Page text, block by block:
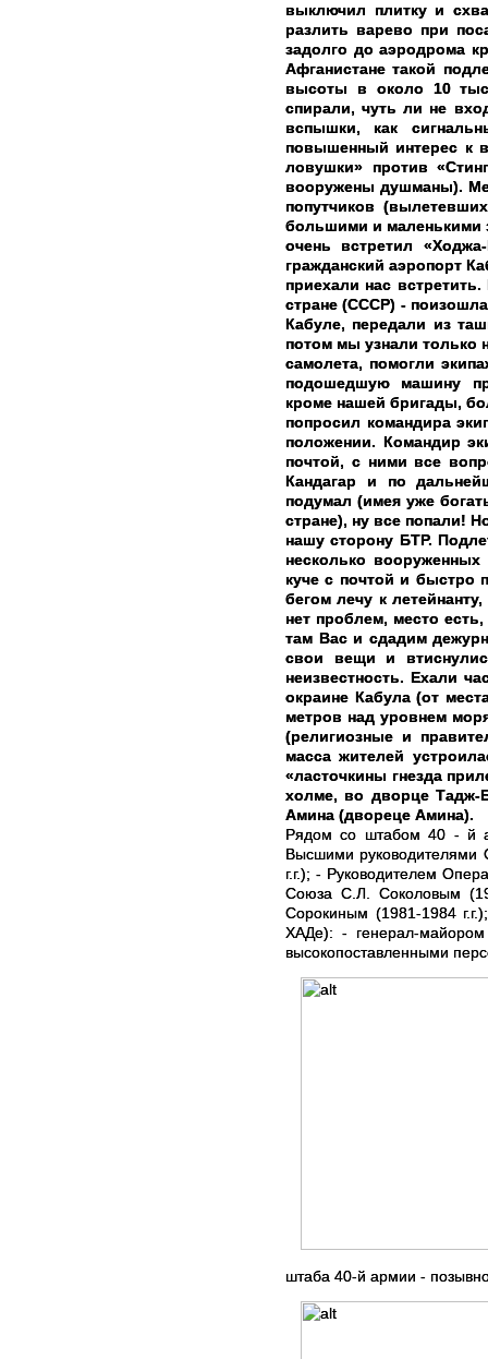
выключил плитку и
разлить варево при
задолго до аэродрома
Афганистане такой
высоты в около 10
спирали, чуть ли не
вспышки, как
повышенный интерес к
ловушки» против
вооружены душманы).
попутчиков
большими и маленькими
очень встретил
гражданский аэропорт
приехали нас
стране (СССР) -
Кабуле, передали из
потом мы узнали только
самолета, помогли
подошедшую машину
кроме нашей бригады,
попросил командира
положении. Командир
почтой, с ними все
Кандагар и по
подумал (имея уже
стране), ну все попали!
нашу сторону БТР.
несколько
куче с почтой и быстро
бегом лечу к
нет проблем, место
там Вас и сдадим
свои вещи и
неизвестность. Ехали
окраине Кабула (от
метров над уровнем
(религиозные и
масса жителей
«ласточкины гнезда
холме, во дворце Тадж-
Амина (двореце Амина).
Рядом со штабом 40 - й
Высшими
г.г.); - Руководителем
Союза С.Л. Соколовым
Сорокиным (1981-1984
ХАДе): - генерал-
высокопоставленными
штаба 40-й армии -